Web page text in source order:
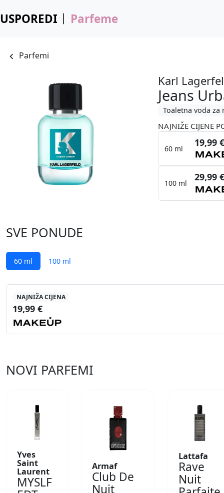
USPOREDI Parfeme
Parfemi
Karl
Jeans
Toaletna voda za
NAJNIŽE CIJENE
60 ml
19,99
100 ml
29,99
SVE PONUDE
60 ml 100 ml
NAJNIŽA CIJENA
19,99 €
NOVI PARFEMI
Yves
Saint
Laurent
MYSLF
Armaf
Club De
Nuit
Lattafa
Rave
Nuit